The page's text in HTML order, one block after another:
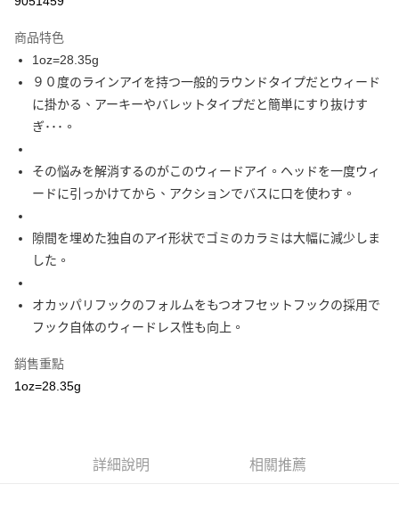
合作金庫商業銀行
華南商業銀行
上海商業儲蓄銀行
台北富邦商業銀行
國泰世華商業銀行
兆豐國際商業銀行
臺灣中小企業銀行
元大商業銀行
永豐商業銀行
玉山商業銀行
星展（台灣）商業銀行
台灣樂天信用卡公司
Apple Pay
街口支付
悠遊付
1.本服務由台灣大哥大提供，台灣大哥大用戶可立即使用無須另外申請。
2.付款方式選擇「大哥付你分期」，訂單成立後會自動跳轉到大哥付的交易
3.實際核准額度、可分期數及費用金額請依後續交易確認頁面所載為準。
4.訂單成立30分鐘內，如未前往確認交易或遇審核未通過，訂單將自動取
【繳款方式說明】
1.分期款項不併入電信帳單，「大哥付你分期」於每月結算日後寄送繳費提
AFTEE先享後付
相關說明
【關於「AFTEE先享後付」】
AFTEE先享後付是「在收到商品之後才付款」的支付方式。 讓您購物簡單
便利好安心！
１．簡單：不需註冊會員、不需綁卡、不需儲值。
３．安心：先確認商品／服務後，再付款。
【「AFTEE先享後付」結帳流程】
３．收到繳費通知簡訊後14天內，點擊此簡訊中的連結，可透過四大超商／
ATM／網路銀行／等多元方式進行付款，方視為交易完成。
貨到付款
運送方式
付款後全家取貨
商品特色
1oz=28.35g
９０度のラインアイを持つ一般的ラウンドタイプだとウィード
に掛かる、アーキーやバレットタイプだと簡単にすり抜けす
ぎ･･･。
その悩みを解消するのがこのウィードアイ。ヘッドを一度ウィ
ードに引っかけてから、アクションでバスに口を使わす。
隙間を埋めた独自のアイ形状でゴミのカラミは大幅に減少しま
した。
オカッパリフックのフォルムをもつオフセットフックの採用で
フック自体のウィードレス性も向上。
銷售重點
1oz=28.35g
詳細說明 相關推薦